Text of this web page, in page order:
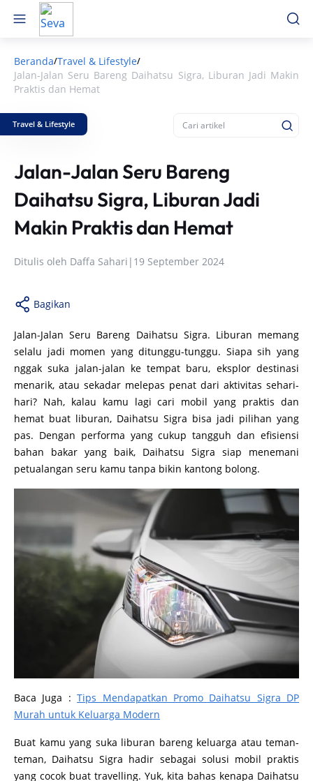
Beranda/Travel & Lifestyle/
Jalan-Jalan Seru Bareng Daihatsu Sigra, Liburan Jadi Makin
Praktis dan Hemat
Travel & Lifestyle
Jalan-Jalan Seru Bareng
Daihatsu Sigra, Liburan Jadi
Makin Praktis dan Hemat
Ditulis oleh Daffa Sahari | 19 September 2024
Bagikan
Jalan-Jalan Seru Bareng Daihatsu Sigra. Liburan memang
selalu jadi momen yang ditunggu-tunggu. Siapa sih yang
nggak suka jalan-jalan ke tempat baru, eksplor destinasi
menarik, atau sekadar melepas penat dari aktivitas sehari-
hari? Nah, kalau kamu lagi cari mobil yang praktis dan
hemat buat liburan, Daihatsu Sigra bisa jadi pilihan yang
pas. Dengan performa yang cukup tangguh dan efisiensi
bahan bakar yang baik, Daihatsu Sigra siap menemani
petualangan seru kamu tanpa bikin kantong bolong.
Baca Juga :Tips Mendapatkan Promo Daihatsu Sigra DP
Murah untuk Keluarga Modern
Buat kamu yang suka liburan bareng keluarga atau teman-
teman, Daihatsu Sigra hadir sebagai solusi mobil praktis
yang cocok buat travelling. Yuk, kita bahas kenapa Daihatsu